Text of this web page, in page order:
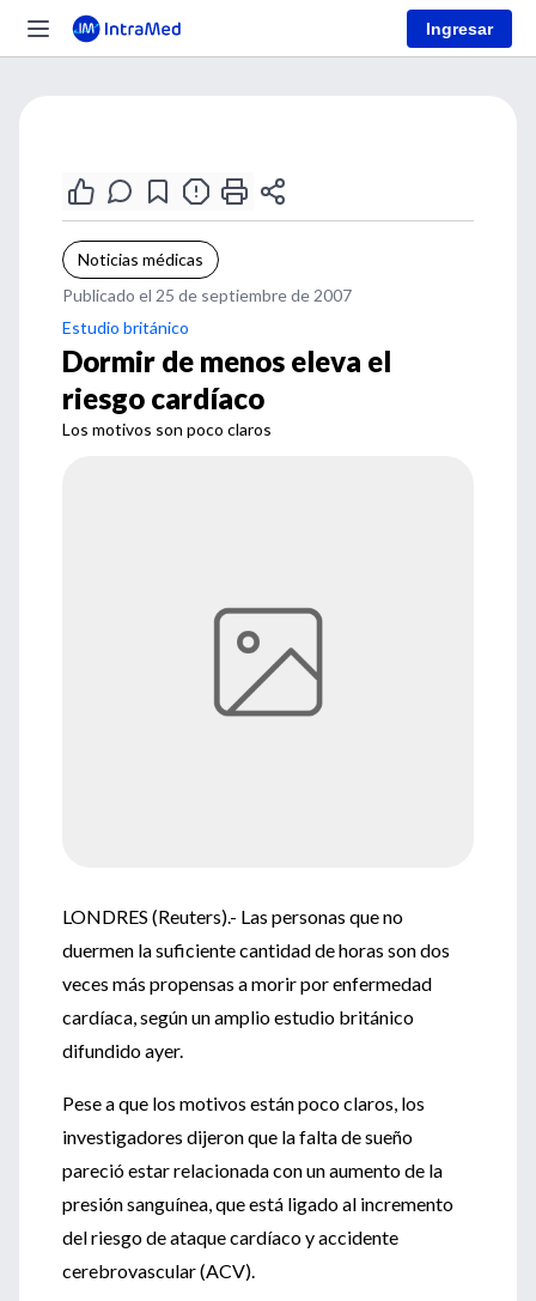
Ingresar
Noticias médicas
Publicado el 25 de septiembre de 2007
Estudio británico
Dormir de menos eleva el
riesgo cardíaco
Los motivos son poco claros
LONDRES (Reuters).- Las personas que no
duermen la suficiente cantidad de horas son dos
veces más propensas a morir por enfermedad
cardíaca, según un amplio estudio británico
difundido ayer.
Pese a que los motivos están poco claros, los
investigadores dijeron que la falta de sueño
pareció estar relacionada con un aumento de la
presión sanguínea, que está ligado al incremento
del riesgo de ataque cardíaco y accidente
cerebrovascular (ACV).